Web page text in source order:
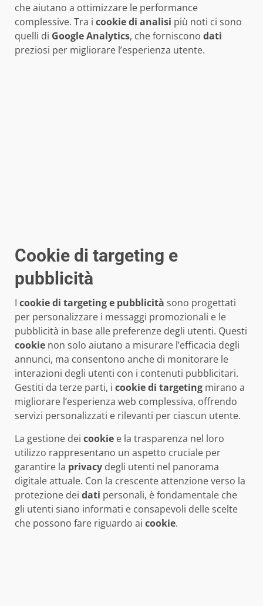
che aiutano a ottimizzare le performance
complessive. Tra i cookie di analisi più noti ci sono
quelli di Google Analytics, che forniscono dati
preziosi per migliorare l’esperienza utente.
Cookie di targeting e
pubblicità
I cookie di targeting e pubblicità sono progettati
per personalizzare i messaggi promozionali e le
pubblicità in base alle preferenze degli utenti. Questi
cookie non solo aiutano a misurare l’efficacia degli
annunci, ma consentono anche di monitorare le
interazioni degli utenti con i contenuti pubblicitari.
Gestiti da terze parti, i cookie di targeting mirano a
migliorare l’esperienza web complessiva, offrendo
servizi personalizzati e rilevanti per ciascun utente.
La gestione dei cookie e la trasparenza nel loro
utilizzo rappresentano un aspetto cruciale per
garantire la privacy degli utenti nel panorama
digitale attuale. Con la crescente attenzione verso la
protezione dei dati personali, è fondamentale che
gli utenti siano informati e consapevoli delle scelte
che possono fare riguardo ai cookie.